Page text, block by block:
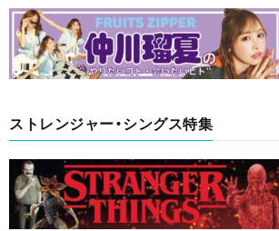
ストレンジャー・シングス特集